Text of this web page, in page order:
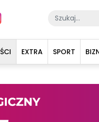
EXTRA SPORT